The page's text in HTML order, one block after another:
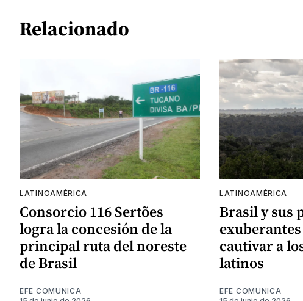
Relacionado
LATINOAMÉRICA
Consorcio 116 Sertões
logra la concesión de la
principal ruta del noreste
de Brasil
EFE COMUNICA
LATINOAMÉRICA
Brasil y sus
cautivar a
latinos
EFE COMUNICA